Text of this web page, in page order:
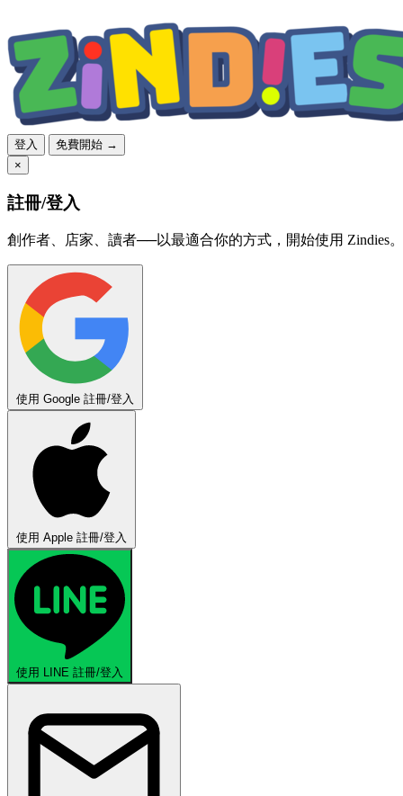
登入
免費開始 →
×
註冊/登入
創作者、店家、讀者──以最適合你的方式，開始使用 Zindies。
使用 Google 註冊/登入
使用 Apple 註冊/登入
使用 LINE 註冊/登入